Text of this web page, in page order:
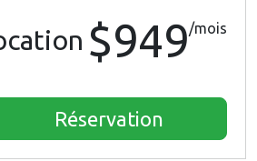
$949/mois
Réservation